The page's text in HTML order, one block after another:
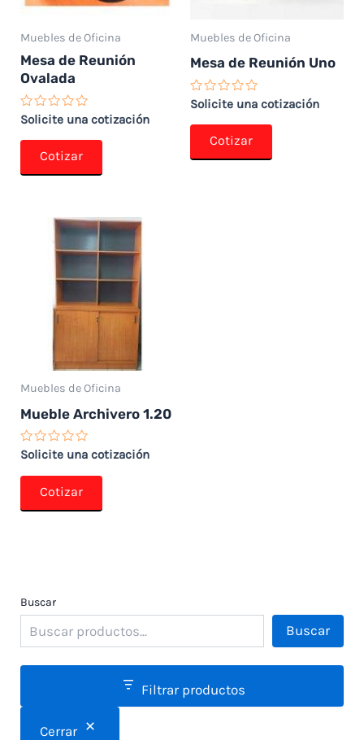
Buscar
Buscar
Filtrar productos
Cerrar
Muebles de Oficina
Mesa de Reunión
Ovalada
Valorado
con
0
Solicite una cotización
Cotizar
Muebles de Oficina
Mesa de Reunión Uno
Valorado
con
0
Solicite una cotización
Cotizar
Muebles de Oficina
Mueble Archivero 1.20
Valorado
0
Solicite una cotización
Cotizar